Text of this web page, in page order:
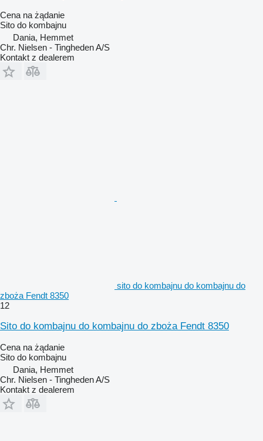
Cena na żądanie
Sito do kombajnu
Dania, Hemmet
Chr. Nielsen - Tingheden A/S
Kontakt z dealerem
sito do kombajnu do kombajnu do
zboża Fendt 8350
12
Sito do kombajnu do kombajnu do zboża Fendt 8350
Cena na żądanie
Sito do kombajnu
Dania, Hemmet
Chr. Nielsen - Tingheden A/S
Kontakt z dealerem